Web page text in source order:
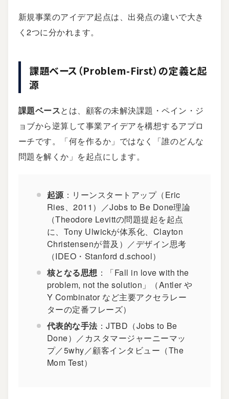
新規事業のアイデア起点は、出発点の違いで大き
く2つに分かれます。
課題ベース（Problem-First）の定義と起
源
課題ベースとは、顧客の未解決課題・ペイン・ジ
ョブから逆算して事業アイデアを構想するアプロ
ーチです。「何を作るか」ではなく「誰のどんな
問題を解くか」を起点にします。
起源：リーンスタートアップ（Eric
Ries、2011）／Jobs to Be Done理論
（Theodore Levittの問題提起を起点
に、Tony Ulwickが体系化、Clayton
Christensenが普及）／デザイン思考
（IDEO・Stanford d.school）
核となる思想 ：「Fall in love with the
problem, not the solution」（Antlerや
Y Combinatorなど主要アクセラレー
ターの定番フレーズ）
代表的な手法：JTBD（Jobs to Be
Done） ／カスタマージャーニーマッ
プ／5why／顧客インタビュー（The
Mom Test）